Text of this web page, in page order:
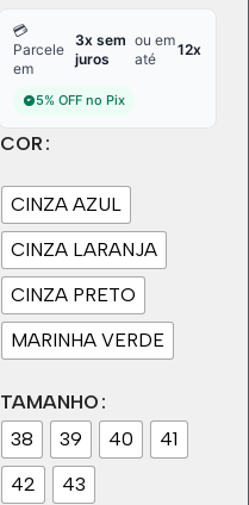
💳
Parcele
em
3x sem
juros
ou em
até
12x
5% OFF no Pix
COR
CINZA AZUL
CINZA LARANJA
CINZA PRETO
MARINHA VERDE
TAMANHO
38
39 40
41
42
43